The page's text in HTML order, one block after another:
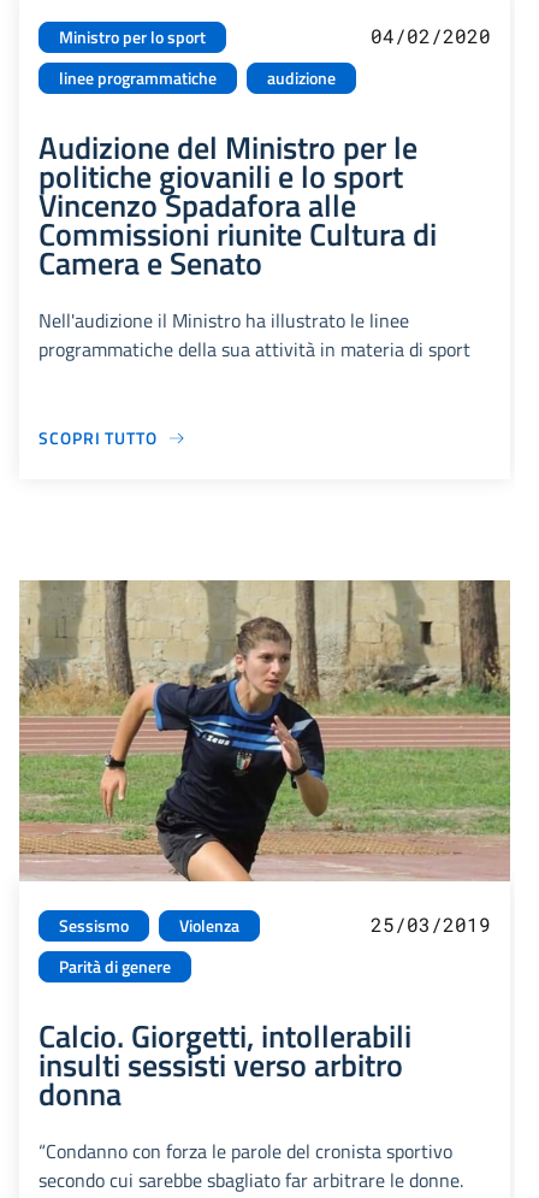
Ministro per lo sport
linee programmatiche
audizione
04/02/2020
Audizione del Ministro per le
politiche giovanili e lo sport
Vincenzo Spadafora alle
Commissioni riunite Cultura di
Camera e Senato
Nell'audizione il Ministro ha illustrato le linee
programmatiche della sua attività in materia di sport
SCOPRI TUTTO
Sessismo
Violenza
Parità di genere
25/03/2019
Calcio. Giorgetti, intollerabili
insulti sessisti verso arbitro
donna
“Condanno con forza le parole del cronista sportivo
secondo cui sarebbe sbagliato far arbitrare le donne.